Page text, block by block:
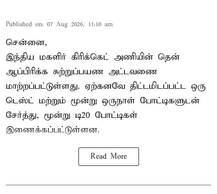
Published on: 07 Aug 2026, 11:10 am
சென்னை,
இந்திய மகளிர் கிரிக்கெட் அணியின் தென்
ஆப்பிரிக்க சுற்றுப்பயண அட்டவணை
மாற்றப்பட்டுள்ளது. ஏற்கனவே திட்டமிடப்பட்ட ஒரு
டெஸ்ட் மற்றும் மூன்று ஒருநாள் போட்டிகளுடன்
சேர்த்து, மூன்று டி20 போட்டிகள்
இணைக்கப்பட்டுள்ளன.
Read More